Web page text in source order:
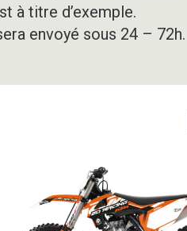
à titre d’exemple.
envoyé sous 24 – 72h.